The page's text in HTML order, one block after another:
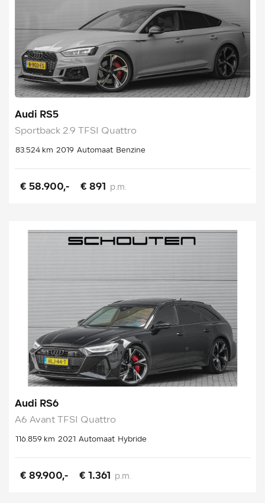
Audi RS5
Sportback 2.9 TFSI Quattro
83.524 km 2019 Automaat Benzine
€ 58.900,- € 891 p.m.
Audi RS6
A6 Avant TFSI Quattro
116.859 km 2021 Automaat Hybride
€ 89.900,- € 1.361 p.m.